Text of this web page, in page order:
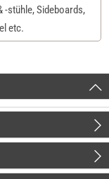
-stühle, Sideboards,
etc.